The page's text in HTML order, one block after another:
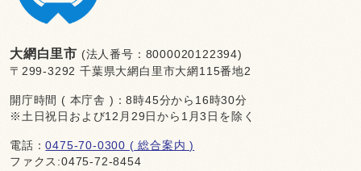
大網白里市 (法人番号：8000020122394)
〒299-3292 千葉県大網白里市大網115番地2
開庁時間 ( 本庁舎 )：8時45分から16時30分
※土日祝日および12月29日から1月3日を除く
電話：0475-70-0300 ( 総合案内 )
ファクス:0475-72-8454